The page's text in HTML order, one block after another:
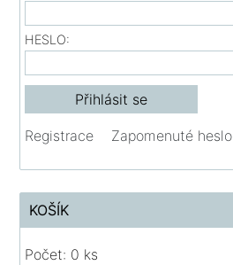
HESLO:
Registrace Zapomenuté heslo
KOŠÍK
Počet: 0 ks